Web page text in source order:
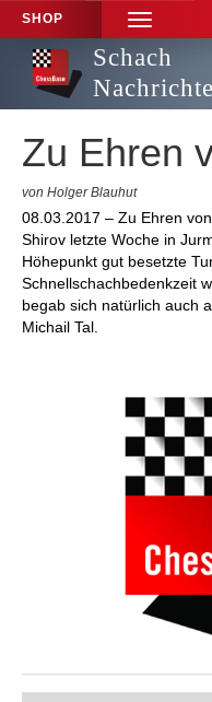
SHOP
TOGGLE
Schach
Zu Ehren
von Holger Blauhut
08.03.2017 – Zu Ehren
Shirov letzte Woche in
Höhepunkt gut besetzte
Schnellschachbedenkzeit
begab sich natürlich auch
Michail Tal.